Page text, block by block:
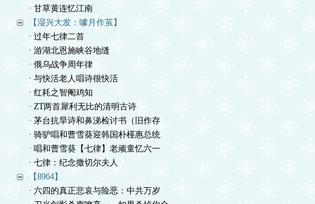
· 甘草黄连忆江南
【湿兴大发：噱月作茧】
· 过年七律二首
· 游湖北恩施峡谷地缝
· 俄乌战争周年律
· 与快活老人唱诗很快活
· 红耗之智阉鸡知
· ZT两首犀利无比的清明古诗
· 茅台抗旱诗和鼻涕检讨书（旧作存
· 骑驴唱和曹雪葵迎韩国朴槿惠总统
· 唱和曹雪葵【七律】老顽童忆六一
· 七律：纪念撒切尔夫人
【8964】
· 六四的真正悲哀与险恶：中共万岁